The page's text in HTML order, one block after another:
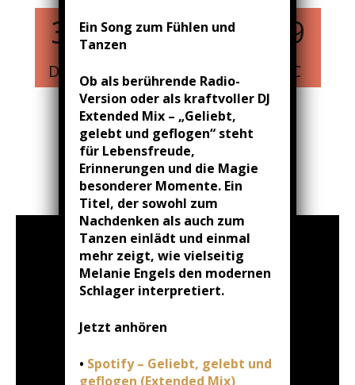
39
DAYS
15
HOURS
31
MIN
58
SEC
FIND OUT MORE
Ein Song zum Fühlen und
Tanzen
Ob als berührende Radio-
Version oder als kraftvoller DJ
Extended Mix – „Geliebt,
gelebt und geflogen“ steht
für Lebensfreude,
Erinnerungen und die Magie
besonderer Momente. Ein
Titel, der sowohl zum
Nachdenken als auch zum
Tanzen einlädt und einmal
mehr zeigt, wie vielseitig
Melanie Engels den modernen
Schlager interpretiert.
Jetzt anhören
• Spotify – Geliebt, gelebt und
geflogen (Extended Mix)